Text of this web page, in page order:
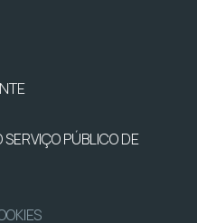
PÚBLICO DE